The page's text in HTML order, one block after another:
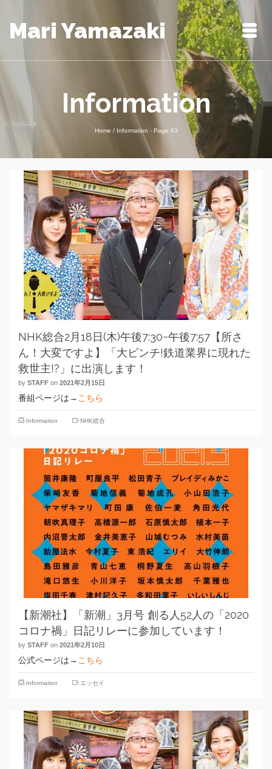
Mari Yamazaki
Information
Home / Information - Page 63
NHK総合2月18日(木)午後7:30~午後7:57【所さ
ん！大変ですよ】「大ピンチ!鉄道業界に現れた
救世主!?」に出演します！
by STAFF on 2021年2月15日
番組ページは→ こちら
Information NHK総合
【新潮社】「新潮」3月号 創る人52人の「2020
コロナ禍」日記リレーに参加しています！
by STAFF on 2021年2月10日
公式ページは→ こちら
Information エッセイ